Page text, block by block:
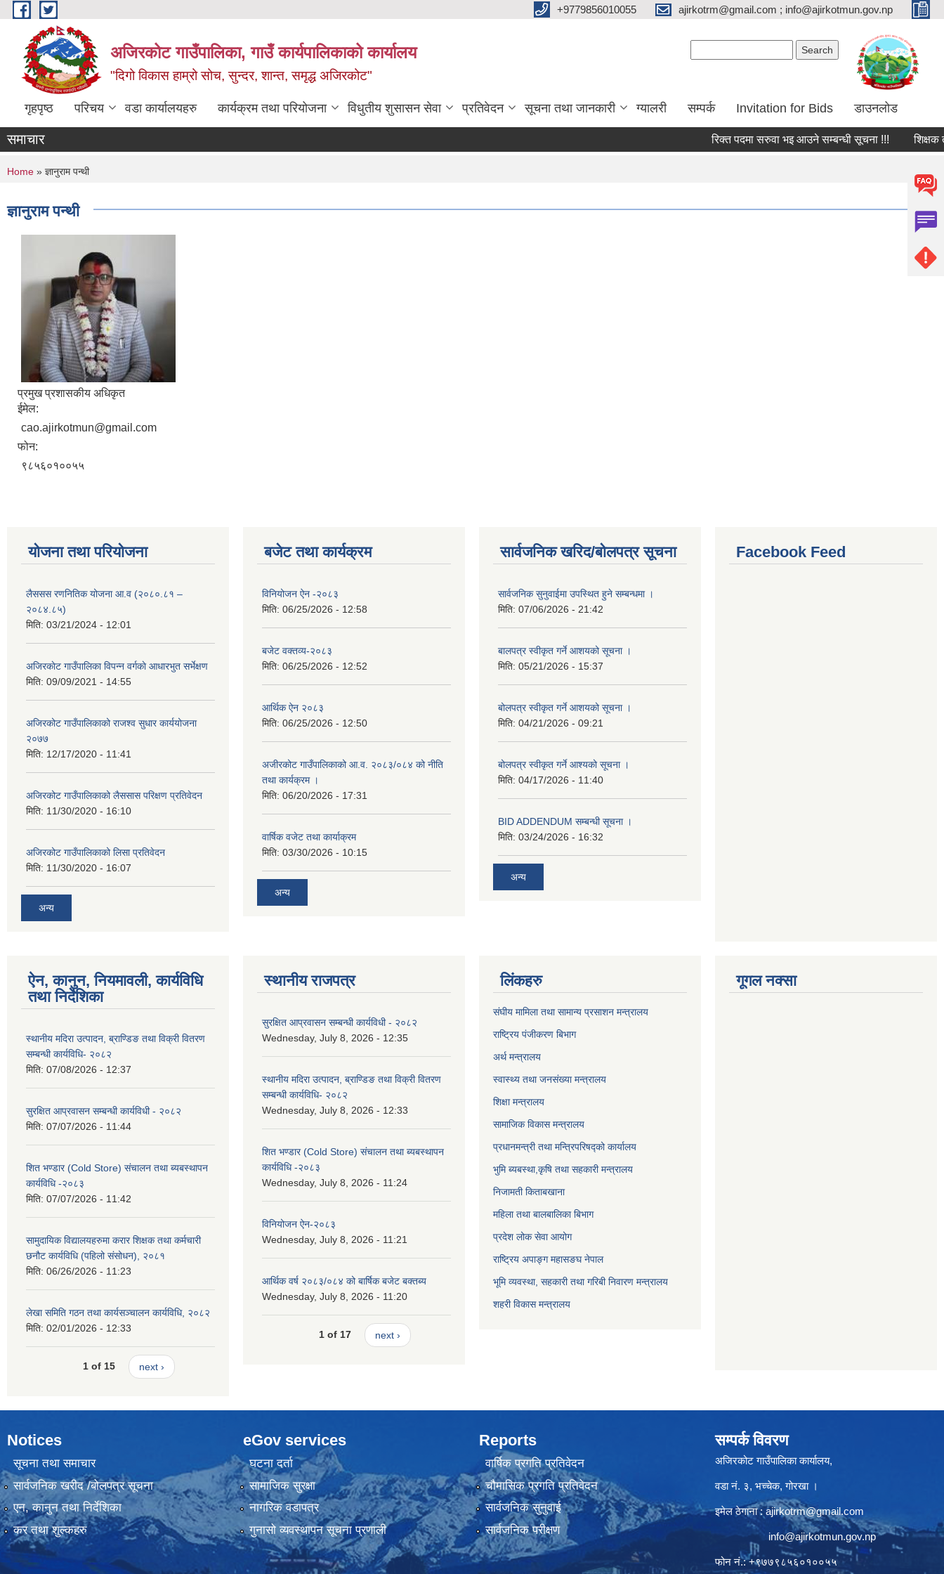
Skip to main content +9779856010055 ajirkotrm@gmail.com ; info@ajirkotmun.gov.np
अजिरकोट गाउँपालिका, गाउँ कार्यपालिकाको कार्यालय
"दिगो विकास हाम्रो सोच, सुन्दर, शान्त, समृद्ध अजिरकोट"
गृहपृष्ठ परिचय वडा कार्यालयहरु कार्यक्रम तथा परियोजना विधुतीय शुसासन सेवा प्रतिवेदन सूचना तथा जानकारी ग्यालरी सम्पर्क Invitation for Bids डाउनलोड
समाचार रिक्त पदमा सरुवा भइ आउने सम्बन्धी सूचना !!! शिक्षक
You are here
Home » ज्ञानुराम पन्थी
ज्ञानुराम पन्थी
प्रमुख प्रशासकीय अधिकृत
ईमेल:
cao.ajirkotmun@gmail.com
फोन:
९८५६०१००५५
योजना तथा परियोजना
लैससस रणनितिक योजना आ.व (२०८०.८१ –
२०८४.८५)
मिति: 03/21/2024 - 12:01
अजिरकाेट गाउँपालिका विपन्न वर्गकाे आधारभुत सर्भेक्षण
मिति: 09/09/2021 - 14:55
अजिरकोट गाउँपालिकाको राजश्व सुधार कार्ययोजना
२०७७
मिति: 12/17/2020 - 11:41
अजिरकोट गाउँपालिकाको लैससास परिक्षण प्रतिवेदन
मिति: 11/30/2020 - 16:10
अजिरकोट गाउँपालिकाको लिसा प्रतिवेदन
मिति: 11/30/2020 - 16:07
अन्य
बजेट तथा कार्यक्रम
विनियोजन ऐन -२०८३
मिति: 06/25/2026 - 12:58
बजेट वक्तव्य-२०८३
मिति: 06/25/2026 - 12:52
आर्थिक ऐन २०८३
मिति: 06/25/2026 - 12:50
अजीरकोट गाउँपालिकाको आ.व. २०८३/०८४ को नीति
तथा कार्यक्रम ।
मिति: 06/20/2026 - 17:31
वार्षिक वजेट तथा कार्याक्रम
मिति: 03/30/2026 - 10:15
अन्य
सार्वजनिक खरिद/बोलपत्र सूचना
सार्वजनिक सुनुवाईमा उपस्थित हुने सम्बन्धमा ।
मिति: 07/06/2026 - 21:42
बालपत्र स्वीकृत गर्ने आशयको सूचना ।
मिति: 05/21/2026 - 15:37
बोलपत्र स्वीकृत गर्ने आशयको सूचना ।
मिति: 04/21/2026 - 09:21
बोलपत्र स्वीकृत गर्ने आश्यको सूचना ।
मिति: 04/17/2026 - 11:40
BID ADDENDUM सम्बन्धी सूचना ।
मिति: 03/24/2026 - 16:32
अन्य
Facebook Feed
ऐन, कानुन, नियमावली, कार्यविधि
तथा निर्देशिका
स्थानीय मदिरा उत्पादन, ब्राण्डिङ तथा विक्री वितरण
सम्बन्धी कार्यविधि- २०८२
मिति: 07/08/2026 - 12:37
सुरक्षित आप्रवासन सम्बन्धी कार्यविधी - २०८२
मिति: 07/07/2026 - 11:44
शित भण्डार (Cold Store) संचालन तथा ब्यबस्थापन
कार्यविधि -२०८३
मिति: 07/07/2026 - 11:42
सामुदायिक विद्यालयहरुमा करार शिक्षक तथा कर्मचारी
छनौट कार्यविधि (पहिलो संसोधन), २०८१
मिति: 06/26/2026 - 11:23
लेखा समिति गठन तथा कार्यसञ्चालन कार्यविधि, २०८२
मिति: 02/01/2026 - 12:33
1 of 15 next ›
स्थानीय राजपत्र
सुरक्षित आप्रवासन सम्बन्धी कार्यविधी - २०८२
Wednesday, July 8, 2026 - 12:35
स्थानीय मदिरा उत्पादन, ब्राण्डिङ तथा विक्री वितरण
सम्बन्धी कार्यविधि- २०८२
Wednesday, July 8, 2026 - 12:33
शित भण्डार (Cold Store) संचालन तथा ब्यबस्थापन
कार्यविधि -२०८३
Wednesday, July 8, 2026 - 11:24
विनियोजन ऐन-२०८३
Wednesday, July 8, 2026 - 11:21
आर्थिक वर्ष २०८३/०८४ को बार्षिक बजेट बक्तब्य
Wednesday, July 8, 2026 - 11:20
1 of 17 next ›
लिंकहरु
संघीय मामिला तथा सामान्य प्रसाशन मन्त्रालय
राष्ट्रिय पंजीकरण बिभाग
अर्थ मन्त्रालय
स्वास्थ्य तथा जनसंख्या मन्त्रालय
शिक्षा मन्त्रालय
सामाजिक विकास मन्त्रालय
प्रधानमन्त्री तथा मन्त्रिपरिषद्को कार्यालय
भुमि ब्यबस्था,कृषि तथा सहकारी मन्त्रालय
निजामती किताबखाना
महिला तथा बालबालिका बिभाग
प्रदेश लोक सेवा आयोग
राष्ट्रिय अपाङ्ग महासङघ नेपाल
भूमि व्यवस्था, सहकारी तथा गरिबी निवारण मन्त्रालय
शहरी विकास मन्त्रालय
गूगल नक्सा
Notices
सूचना तथा समाचार
सार्वजनिक खरीद /बोलपत्र सूचना
एन, कानुन तथा निर्देशिका
कर तथा शुल्कहरु
eGov services
घटना दर्ता
सामाजिक सुरक्षा
नागरिक वडापत्र
गुनासो व्यवस्थापन सूचना प्रणाली
Reports
वार्षिक प्रगति प्रतिवेदन
चौमासिक प्रगति प्रतिवेदन
सार्वजनिक सुनुवाई
सार्वजनिक परीक्षण
सम्पर्क विवरण
अजिरकोट गाउँपालिका कार्यालय,
वडा नं. ३, भच्चेक, गोरखा ।
इमेल ठेगाना : ajirkotrm@gmail.com
info@ajirkotmun.gov.np
फोन नं.: ‍‌+९७७९८५६०१००५५